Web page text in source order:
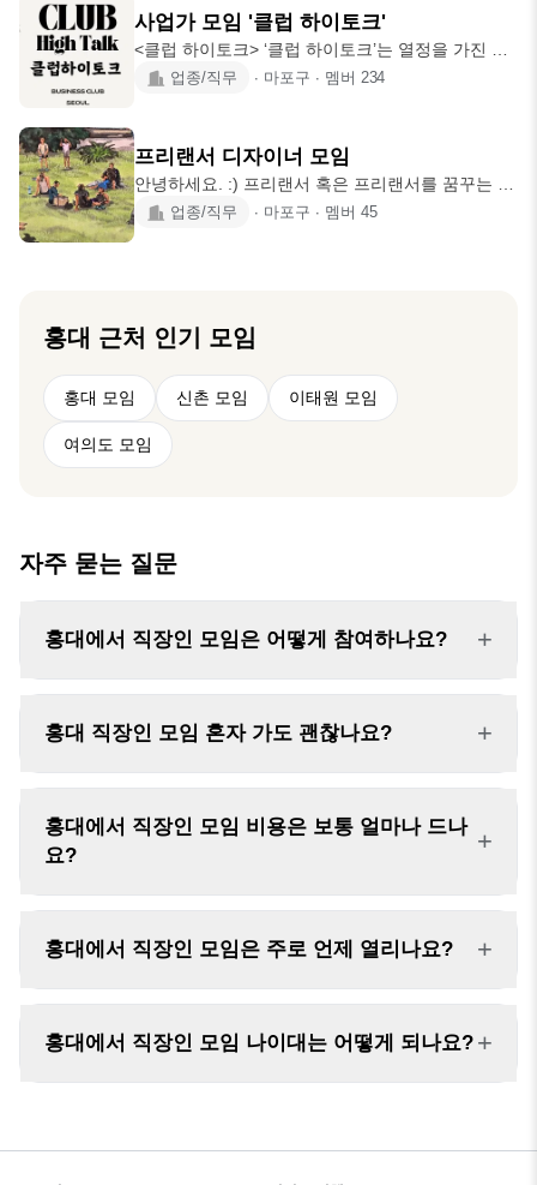
보여도 상관없습니다 선배셀러 대표님들과 함께 교
류하며 빠르게 성장하세요! <온셀모에서는 어떤 활
동을 할까요?> 1️⃣온셀모임(정기모임): 한가지 주제
를 선정, 자유롭게 대화 - 매월 첫째주,셋째주 주말 -
한
사업가 모임 '클럽 하이토크'
<클럽 하이토크> ‘클럽 하이토크’는 열정을 가진 이
들이 모여, 서로의 사업을 번창시키는 모임입니다.
고, 답하고, 다시 묻습니다. 스스로의 방향을 확인하
고, 타인의 목표를 지지합니다. ⸻ 철학 1. 혁신과
네트워크 2. 목표 설정과 실천 3. 아이디어 공유
⸻ 참여 자격 나이도, 경력도 묻지 않습니다. 다
업종/직무 ∙ 마포구 ∙ 멤버 234
프리랜서 디자이너 모임
안녕하세요. :) 프리랜서 혹은 프리랜서를 꿈꾸는 디
자이너들의 모임입니다. 아래의 모임 소개글 확인
랜드디자인/UXUI디자인/웹디자인/전시디자인/일러
스트레이션/모션디자인(영상) 그 외 디자인 분야는
가입이 어렵습니다. - 실무자가 아닌 디자이너 준비
중이신 분, 디자인을 배우려는 분은 가입이 어렵습
니다. - 당일 연
업종/직무 ∙ 마포구 ∙ 멤버 45
홍대 근처 인기 모임
홍대 모임 신촌 모임 이태원 모임
여의도 모임
자주 묻는 질문
홍대에서 직장인 모임은 어떻게 참여하나요? +
홍대 직장인 모임 혼자 가도 괜찮나요? +
홍대에서 직장인 모임 비용은 보통 얼마나 드나
요?
+
홍대에서 직장인 모임은 주로 언제 열리나요? +
홍대에서 직장인 모임 나이대는 어떻게 되나요? +